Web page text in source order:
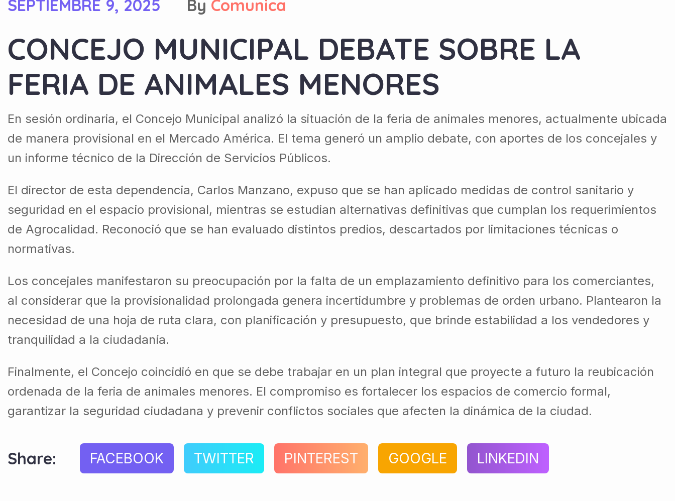
SEPTIEMBRE 9, 2025 By Comunica
CONCEJO MUNICIPAL DEBATE SOBRE LA
FERIA DE ANIMALES MENORES
En sesión ordinaria, el Concejo Municipal analizó la situación de la feria de animales menores, actualmente ubicada
de manera provisional en el Mercado América. El tema generó un amplio debate, con aportes de los concejales y
un informe técnico de la Dirección de Servicios Públicos.
El director de esta dependencia, Carlos Manzano, expuso que se han aplicado medidas de control sanitario y
seguridad en el espacio provisional, mientras se estudian alternativas definitivas que cumplan los requerimientos
de Agrocalidad. Reconoció que se han evaluado distintos predios, descartados por limitaciones técnicas o
normativas.
Los concejales manifestaron su preocupación por la falta de un emplazamiento definitivo para los comerciantes,
al considerar que la provisionalidad prolongada genera incertidumbre y problemas de orden urbano. Plantearon la
necesidad de una hoja de ruta clara, con planificación y presupuesto, que brinde estabilidad a los vendedores y
tranquilidad a la ciudadanía.
Finalmente, el Concejo coincidió en que se debe trabajar en un plan integral que proyecte a futuro la reubicación
ordenada de la feria de animales menores. El compromiso es fortalecer los espacios de comercio formal,
garantizar la seguridad ciudadana y prevenir conflictos sociales que afecten la dinámica de la ciudad.
Share: FACEBOOK TWITTER PINTEREST GOOGLE LINKEDIN